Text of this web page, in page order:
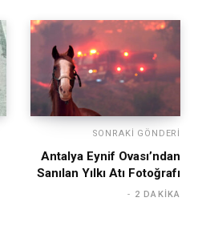
SONRAKI GÖNDERI
Antalya Eynif Ovası’ndan
Sanılan Yılkı Atı Fotoğrafı
2 DAKIKA